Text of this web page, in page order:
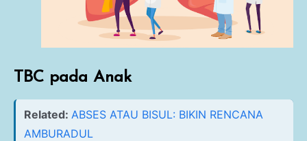
TBC pada Anak
Related: ABSES ATAU BISUL: BIKIN RENCANA
AMBURADUL